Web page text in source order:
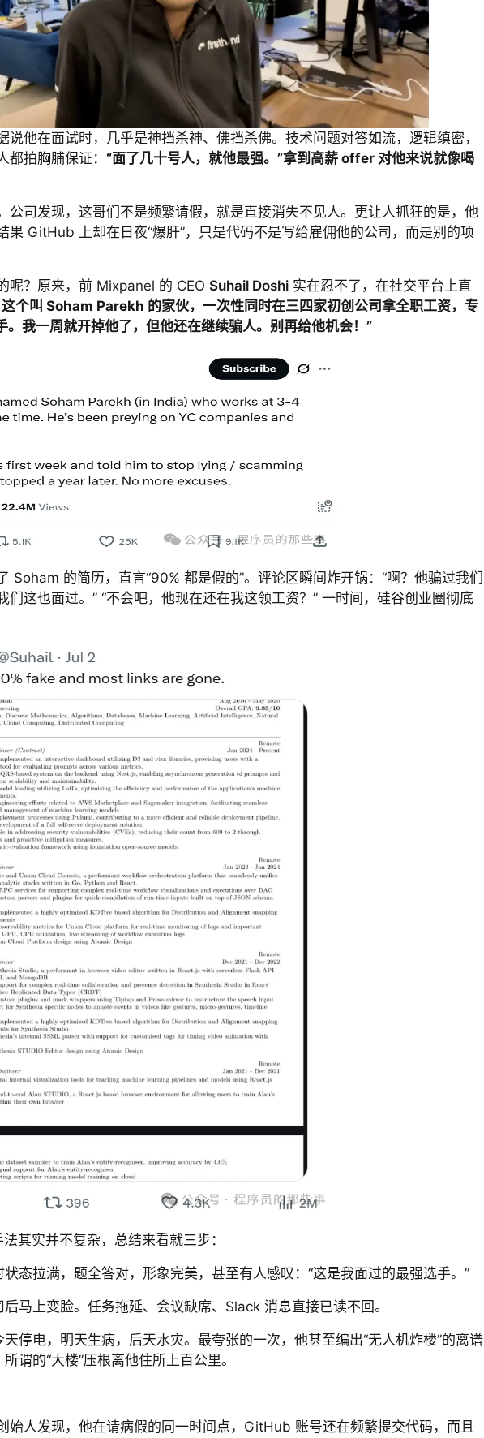
说他在面试时，几乎是神挡杀神、佛挡杀佛。技术问题对答如流，逻辑缜密，
都拍胸脯保证： “面了几十号人，就他最强。”拿到高薪 offer 对他来说就像喝
公司发现，这哥们不是频繁请假，就是直接消失不见人。更让人抓狂的是，他
果 GitHub 上却在日夜“爆肝”，只是代码不是写给雇佣他的公司，而是别的项
呢？原来，前 Mixpanel 的 CEO Suhail Doshi 实在忍不了，在社交平台上直
这个叫 Soham Parekh 的家伙，一次性同时在三四家初创公司拿全职工资，专
。我一周就开掉他了，但他还在继续骗人。别再给他机会！”
Soham 的简历，直言“90% 都是假的”。评论区瞬间炸开锅：“啊？他骗过我们
们这也面过。” “不会吧，他现在还在我这领工资？” 一时间，硅谷创业圈彻底
其实并不复杂，总结来看就三步：
状态拉满，题全答对，形象完美，甚至有人感叹：“这是我面过的最强选手。”
后马上变脸。任务拖延、会议缺席、Slack 消息直接已读不回。
天停电，明天生病，后天水灾。最夸张的一次，他甚至编出“无人机炸楼”的离谱
谓的“大楼”压根离他住所上百公里。
始人发现，他在请病假的同一时间点，GitHub 账号还在频繁提交代码，而且